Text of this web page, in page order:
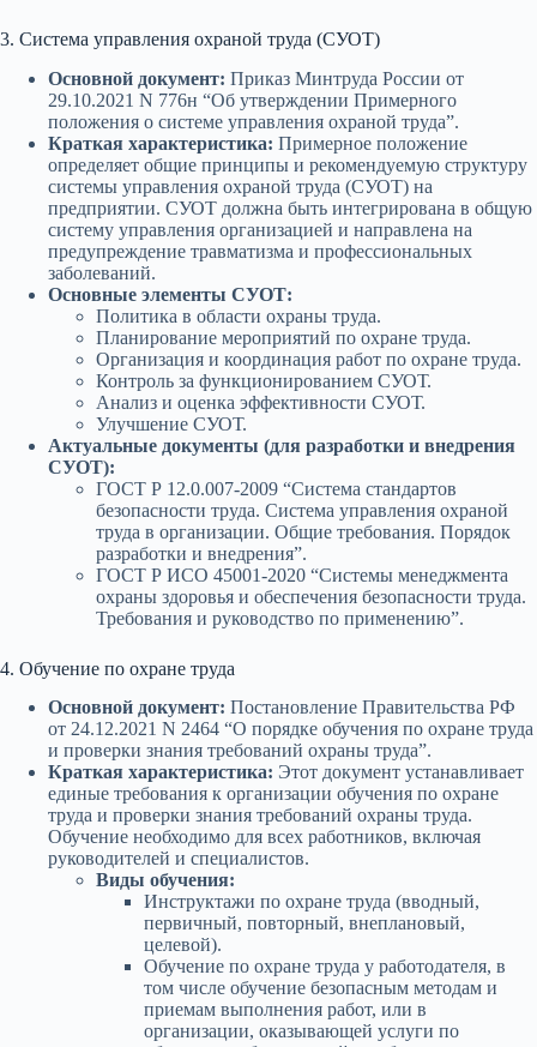
3. Система управления охраной труда (СУОТ)
Основной документ: Приказ Минтруда России от
29.10.2021 N 776н “Об утверждении Примерного
положения о системе управления охраной труда”.
Краткая характеристика: Примерное положение
определяет общие принципы и рекомендуемую структуру
системы управления охраной труда (СУОТ) на
предприятии. СУОТ должна быть интегрирована в общую
систему управления организацией и направлена на
предупреждение травматизма и профессиональных
заболеваний.
Основные элементы СУОТ:
Политика в области охраны труда.
Планирование мероприятий по охране труда.
Организация и координация работ по охране труда.
Контроль за функционированием СУОТ.
Анализ и оценка эффективности СУОТ.
Улучшение СУОТ.
Актуальные документы (для разработки и внедрения
СУОТ):
ГОСТ Р 12.0.007-2009 “Система стандартов
безопасности труда. Система управления охраной
труда в организации. Общие требования. Порядок
разработки и внедрения”.
ГОСТ Р ИСО 45001-2020 “Системы менеджмента
охраны здоровья и обеспечения безопасности труда.
Требования и руководство по применению”.
4. Обучение по охране труда
Основной документ: Постановление Правительства РФ
от 24.12.2021 N 2464 “О порядке обучения по охране труда
и проверки знания требований охраны труда”.
Краткая характеристика: Этот документ устанавливает
единые требования к организации обучения по охране
труда и проверки знания требований охраны труда.
Обучение необходимо для всех работников, включая
руководителей и специалистов.
Виды обучения:
Инструктажи по охране труда (вводный,
первичный, повторный, внеплановый,
целевой).
Обучение по охране труда у работодателя, в
том числе обучение безопасным методам и
приемам выполнения работ, или в
организации, оказывающей услуги по